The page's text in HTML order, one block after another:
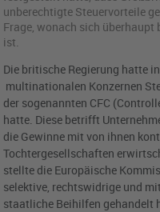
un­be­rech­tig­te Steu­er­vor­tei­le
Frage, wo­nach sich
ist.
Die britische Regierung hatte
multinationalen Konzernen
der sogenannten CFC
hatte. Diese betrifft
die Gewinne mit von ihnen
Tochtergesellschaften
stellte die Europäische
selektive, rechtswidrige und
staatliche Beihilfen gehandelt